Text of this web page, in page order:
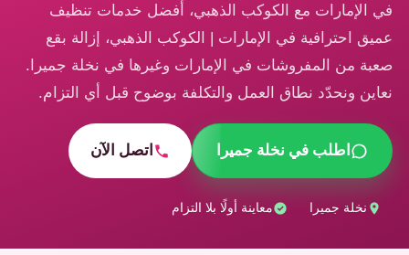
في الإمارات مع الكوكب الذهبي، أفضل خدمات تنظيف
عميق احترافية في الإمارات | الكوكب الذهبي، إزالة بقع
صعبة من المفروشات في الإمارات وغيرها في نخلة جميرا.
نعاين ونحدّد نطاق العمل والتكلفة بوضوح قبل أي التزام.
اطلب في نخلة جميرا اتصل الآن
نخلة جميرا معاينة أولًا بلا التزام